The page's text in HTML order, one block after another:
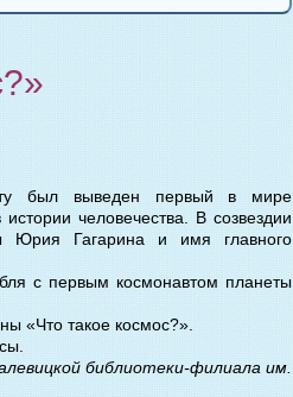
был выведен первый в мире
человечества. В созвездии
Гагарина и имя главного
с первым космонавтом планеты
«Что такое космос?».
библиотеки-филиала им.